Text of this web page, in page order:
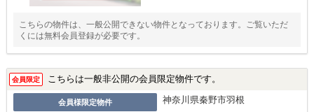
こちらの物件は、一般公開できない物件となっております。ご覧いただ
くには無料会員登録が必要です。
会員限定 こちらは一般非公開の会員限定物件です。
会員様限定物件 神奈川県秦野市羽根